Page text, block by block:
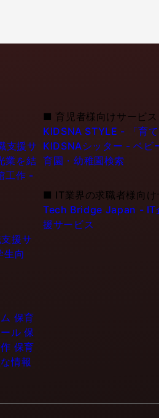
支援サ
業を結
工作 -
援サ
生向
保育
ル 保
保育
情報
■ 育児者様向けサービス
KIDSNA STYLE - 「育
KIDSNAシッター - ベビ
育園・幼稚園検索
■ IT業界の求職者様向け
Tech Bridge Japan - IT
援サービス